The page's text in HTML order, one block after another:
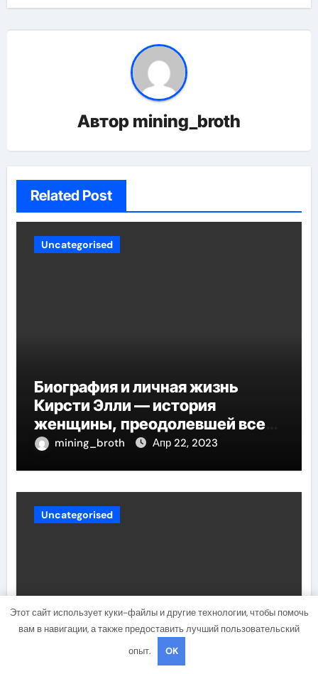
Автор mining_broth
Related Post
Uncategorised
Биография и личная жизнь
Кирсти Элли — история
женщины, преодолевшей все
трудности и стала
mining_broth Апр 22, 2023
Uncategorised
Национальность и биография
Этот сайт использует куки-файлы и другие технологии, чтобы помочь
вам в навигации, а также предоставить лучший пользовательский
опыт.
OK